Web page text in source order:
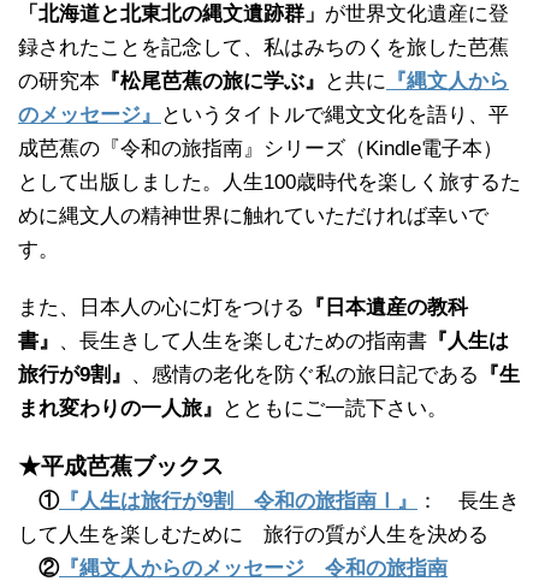
「北海道と北東北の縄文遺跡群」 が世界文化遺産に登
録されたことを記念して、私はみちのくを旅した芭蕉
の研究本 『松尾芭蕉の旅に学ぶ』 と共に 『縄文人から
のメッセージ』
というタイトルで縄文文化を語り、平
成芭蕉の『令和の旅指南』シリーズ（Kindle電子本）
として出版しました。人生100歳時代を楽しく旅するた
めに縄文人の精神世界に触れていただければ幸いで
す。
また、日本人の心に灯をつける
『日本遺産の教科
書』 、長生きして人生を楽しむための指南書 『人生は
旅行が9割』 、感情の老化を防ぐ私の旅日記である
『生
まれ変わりの一人旅』
とともにご一読下さい。
★平成芭蕉ブックス
①『人生は旅行が9割 令和の旅指南Ⅰ』
： 長生き
して人生を楽しむために 旅行の質が人生を決める
②『縄文人からのメッセージ 令和の旅指南